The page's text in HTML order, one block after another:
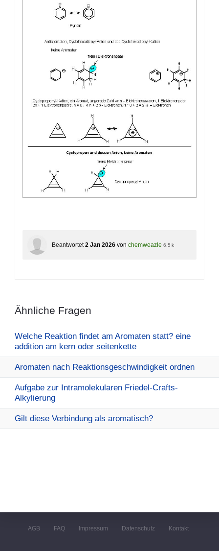
Beantwortet 2 Jan 2026 von chemweazle 6,5 k
Ähnliche Fragen
Welche Reaktion findet am Aromaten statt? eine
addition am kern oder seitenkette
Aromaten nach Reaktionsgeschwindigkeit ordnen
Aufgabe zur Intramolekularen Friedel-Crafts-
Alkylierung
Gilt diese Verbindung als aromatisch?
AGB FAQ Impressum Datenschutz Kontakt